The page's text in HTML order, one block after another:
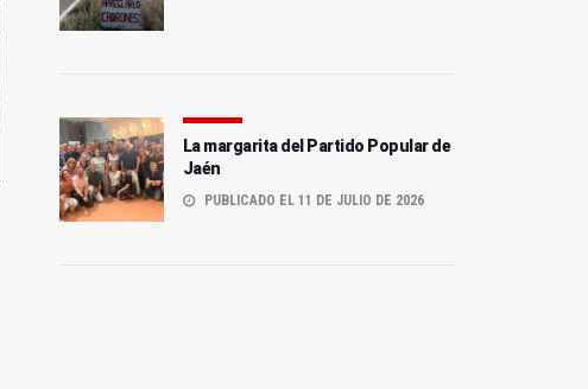
salda con una menor
herida por arma blanca
jóvenes
La margarita del Partido Popular de
Jaén
PUBLICADO EL 11 DE JULIO DE 2026